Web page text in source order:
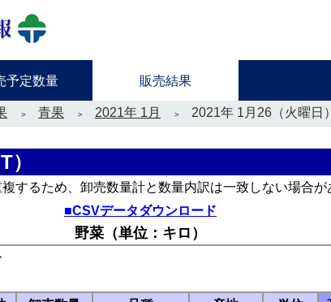
予定数量 販売結果
青果 2021年 1月 2021年 1月26（火曜日）
するため、卸売数量計と数量内訳は一致しない場合が
■CSVデータダウンロード
野菜（単位：キロ）